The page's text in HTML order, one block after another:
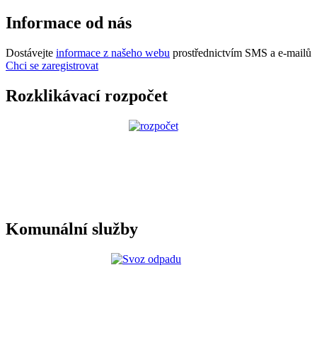
Informace od nás
Dostávejte informace z našeho webu prostřednictvím SMS a e-mailů
Chci se zaregistrovat
Rozklikávací rozpočet
Komunální služby